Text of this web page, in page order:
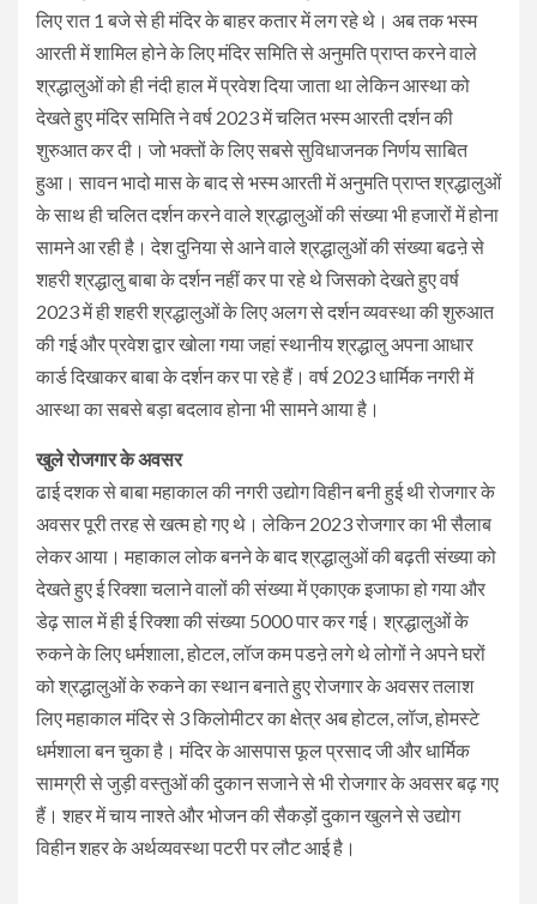
लिए रात 1 बजे से ही मंदिर के बाहर कतार में लग रहे थे। अब तक भस्म
आरती में शामिल होने के लिए मंदिर समिति से अनुमति प्राप्त करने वाले
श्रद्धालुओं को ही नंदी हाल में प्रवेश दिया जाता था लेकिन आस्था को
देखते हुए मंदिर समिति ने वर्ष 2023 में चलित भस्म आरती दर्शन की
शुरुआत कर दी। जो भक्तों के लिए सबसे सुविधाजनक निर्णय साबित
हुआ। सावन भादो मास के बाद से भस्म आरती में अनुमति प्राप्त श्रद्धालुओं
के साथ ही चलित दर्शन करने वाले श्रद्धालुओं की संख्या भी हजारों में होना
सामने आ रही है। देश दुनिया से आने वाले श्रद्धालुओं की संख्या बढऩे से
शहरी श्रद्धालु बाबा के दर्शन नहीं कर पा रहे थे जिसको देखते हुए वर्ष
2023 में ही शहरी श्रद्धालुओं के लिए अलग से दर्शन व्यवस्था की शुरुआत
की गई और प्रवेश द्वार खोला गया जहां स्थानीय श्रद्धालु अपना आधार
कार्ड दिखाकर बाबा के दर्शन कर पा रहे हैं। वर्ष 2023 धार्मिक नगरी में
आस्था का सबसे बड़ा बदलाव होना भी सामने आया है।
खुले रोजगार के अवसर
ढाई दशक से बाबा महाकाल की नगरी उद्योग विहीन बनी हुई थी रोजगार के
अवसर पूरी तरह से खत्म हो गए थे। लेकिन 2023 रोजगार का भी सैलाब
लेकर आया। महाकाल लोक बनने के बाद श्रद्धालुओं की बढ़ती संख्या को
देखते हुए ई रिक्शा चलाने वालों की संख्या में एकाएक इजाफा हो गया और
डेढ़ साल में ही ई रिक्शा की संख्या 5000 पार कर गई। श्रद्धालुओं के
रुकने के लिए धर्मशाला, होटल, लॉज कम पडऩे लगे थे लोगों ने अपने घरों
को श्रद्धालुओं के रुकने का स्थान बनाते हुए रोजगार के अवसर तलाश
लिए महाकाल मंदिर से 3 किलोमीटर का क्षेत्र अब होटल, लॉज, होमस्टे
धर्मशाला बन चुका है। मंदिर के आसपास फूल प्रसाद जी और धार्मिक
सामग्री से जुड़ी वस्तुओं की दुकान सजाने से भी रोजगार के अवसर बढ़ गए
हैं। शहर में चाय नाश्ते और भोजन की सैकड़ोंं दुकान खुलने से उद्योग
विहीन शहर के अर्थव्यवस्था पटरी पर लौट आई है।